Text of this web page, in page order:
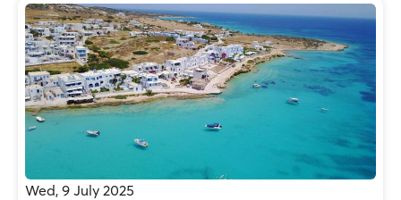
Wed, 9 July 2025